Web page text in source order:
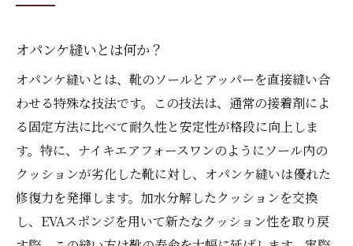
オパンケ縫いとは何か？
オパンケ縫いとは、靴のソールとアッパーを直接縫い合
わせる特殊な技法です。この技法は、通常の接着剤によ
る固定方法に比べて耐久性と安定性が格段に向上しま
す。特に、ナイキエアフォースワンのようにソール内の
クッションが劣化した靴に対し、オパンケ縫いは優れた
修復力を発揮します。加水分解したクッションを交換
し、EVAスポンジを用いて新たなクッション性を取り戻